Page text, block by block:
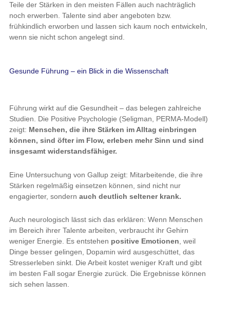
Teile der Stärken in den meisten Fällen auch nachträglich
noch erwerben. Talente sind aber angeboten bzw.
frühkindlich erworben und lassen sich kaum noch entwickeln,
wenn sie nicht schon angelegt sind.
Gesunde Führung – ein Blick in die Wissenschaft
Führung wirkt auf die Gesundheit – das belegen zahlreiche
Studien. Die Positive Psychologie (Seligman, PERMA-Modell)
zeigt: Menschen, die ihre Stärken im Alltag einbringen
können, sind öfter im Flow, erleben mehr Sinn und sind
insgesamt widerstandsfähiger.
Eine Untersuchung von Gallup zeigt: Mitarbeitende, die ihre
Stärken regelmäßig einsetzen können, sind nicht nur
engagierter, sondern auch deutlich seltener krank.
Auch neurologisch lässt sich das erklären: Wenn Menschen
im Bereich ihrer Talente arbeiten, verbraucht ihr Gehirn
weniger Energie. Es entstehen positive Emotionen , weil
Dinge besser gelingen, Dopamin wird ausgeschüttet, das
Stresserleben sinkt. Die Arbeit kostet weniger Kraft und gibt
im besten Fall sogar Energie zurück. Die Ergebnisse können
sich sehen lassen.